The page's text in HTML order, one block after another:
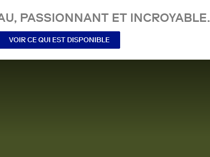
PASSIONNANT ET INCROYABLE.
VOIR CE QUI EST DISPONIBLE